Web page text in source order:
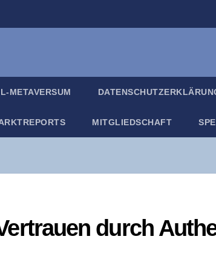
META­VER­SUM
MIT­GLIED­SCHAFT
durch